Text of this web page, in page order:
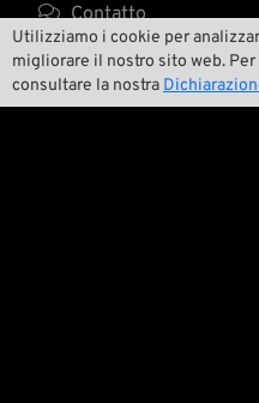
Utilizziamo i cookie per
migliorare il nostro sito web.
consultare la nostra
 Contatto
 Ambiente e
 La nostra storia